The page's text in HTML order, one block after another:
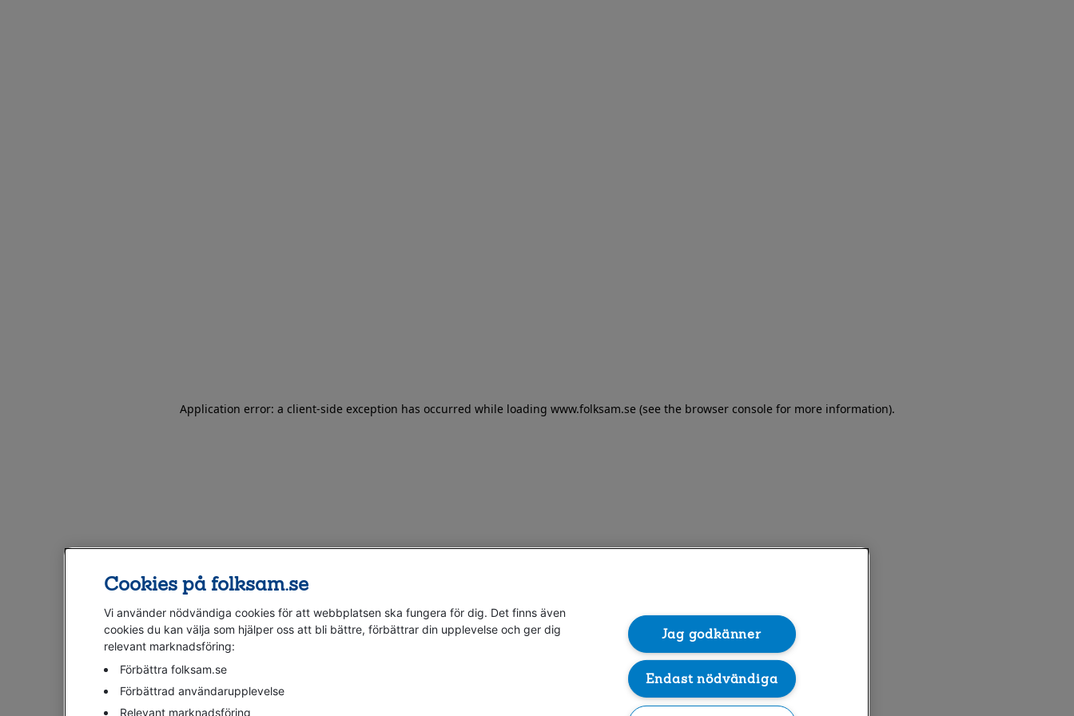
Application error: a client-side exception has occurred while loading www.folksam.se (see the browser console for more information).
Cookies på folksam.se
Vi använder nödvändiga cookies för att webbplatsen ska fungera för dig. Det finns även
cookies du kan välja som hjälper oss att bli bättre, förbättrar din upplevelse och ger dig
relevant marknadsföring:
Förbättra folksam.se
Förbättrad användarupplevelse
Relevant marknadsföring
Jag godkänner
Endast nödvändiga